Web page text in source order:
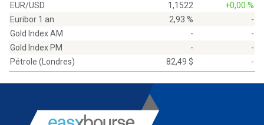
EUR/USD 1,1522
+0,00 %
Euribor 1 an
2,93 %
-
Gold Index AM
-
-
Gold Index PM
-
-
Pétrole (Londres)
82,49 $ -